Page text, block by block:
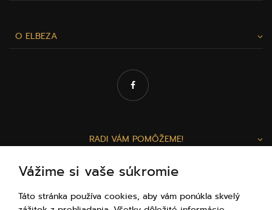
O ELBEZA
RADI VÁM POMÔŽEME!
Zuzka a Lenka
ZÁKAZNÍCKY SERVIS
Vážime si vaše súkromie
Táto stránka používa cookies, aby vám ponúkla skvelý